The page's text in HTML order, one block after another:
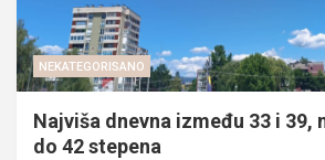
NEKATEGORISANO
Najviša dnevna između 33 i 39,
do 42 stepena